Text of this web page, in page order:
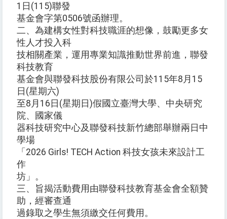
1日(115)聯發
基金會字第0506號函辦理。
二、為建構女性對科技職涯的想像，鼓勵更多女
性人才投入科
技相關產業，運用專業知識推動世界前進，聯發
科技教育
基金會與聯發科技股份有限公司於115年8月15
日(星期六)
至8月16日(星期日)假國立臺灣大學、中央研究
院、國家儀
器科技研究中心及聯發科技新竹總部舉辦兩日中
學場
「2026 Girls! TECH Action 科技女孩未來設計工
作
坊」。
三、旨揭活動費用由聯發科技教育基金會全額贊
助，經審查通
過錄取之學生無須繳交任何費用。